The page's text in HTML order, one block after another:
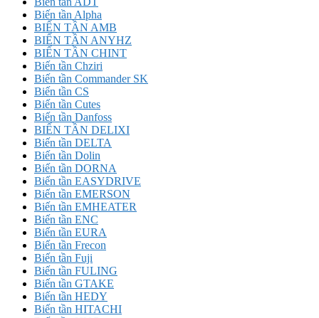
Biến tần Alpha
BIẾN TẦN AMB
BIẾN TẦN ANYHZ
BIẾN TẦN CHINT
Biến tần Chziri
Biến tần Commander SK
Biến tần CS
Biến tần Cutes
Biến tần Danfoss
BIẾN TẦN DELIXI
Biến tần DELTA
Biến tần Dolin
Biến tần DORNA
Biến tần EASYDRIVE
Biến tần EMERSON
Biến tần EMHEATER
Biến tần ENC
Biến tần EURA
Biến tần Frecon
Biến tần Fuji
Biến tần FULING
Biến tần GTAKE
Biến tần HEDY
Biến tần HITACHI